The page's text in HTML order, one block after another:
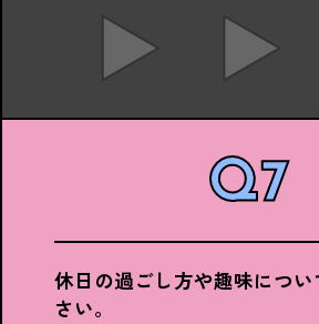
休日の過ごし方や趣味につ
さい。